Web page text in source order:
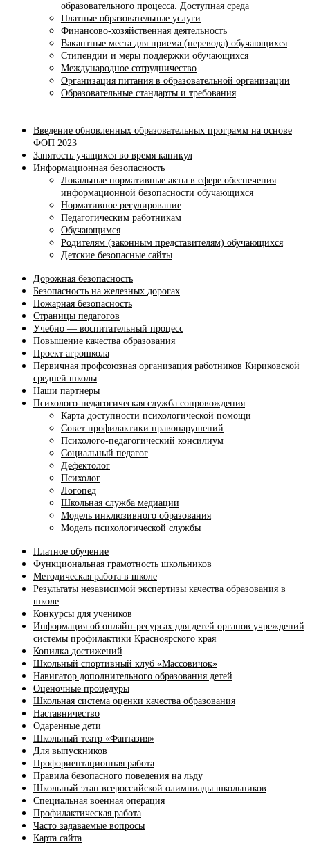
образовательного процесса. Доступная среда
Платные образовательные услуги
Финансово-хозяйственная деятельность
Вакантные места для приема (перевода) обучающихся
Стипендии и меры поддержки обучающихся
Международное сотрудничество
Организация питания в образовательной организации
Образовательные стандарты и требования
Введение обновленных образовательных программ на основе
ФОП 2023
Занятость учащихся во время каникул
Информационная безопасность
Локальные нормативные акты в сфере обеспечения
информационной безопасности обучающихся
Нормативное регулирование
Педагогическим работникам
Обучающимся
Родителям (законным представителям) обучающихся
Детские безопасные сайты
Дорожная безопасность
Безопасность на железных дорогах
Пожарная безопасность
Страницы педагогов
Учебно — воспитательный процесс
Повышение качества образования
Проект агрошкола
Первичная профсоюзная организация работников Кириковской
средней школы
Наши партнеры
Психолого-педагогическая служба сопровождения
Карта доступности психологической помощи
Совет профилактики правонарушений
Психолого-педагогический консилиум
Социальный педагог
Дефектолог
Психолог
Логопед
Школьная служба медиации
Модель инклюзивного образования
Модель психологической службы
Платное обучение
Функциональная грамотность школьников
Методическая работа в школе
Результаты независимой экспертизы качества образования в
школе
Конкурсы для учеников
Информация об онлайн-ресурсах для детей органов учреждений
системы профилактики Красноярского края
Копилка достижений
Школьный спортивный клуб «Массовичок»
Навигатор дополнительного образования детей
Оценочные процедуры
Школьная система оценки качества образования
Наставничество
Одаренные дети
Школьный театр «Фантазия»
Для выпускников
Профориентационная работа
Правила безопасного поведения на льду
Школьный этап всероссийской олимпиады школьников
Специальная военная операция
Профилактическая работа
Часто задаваемые вопросы
Карта сайта